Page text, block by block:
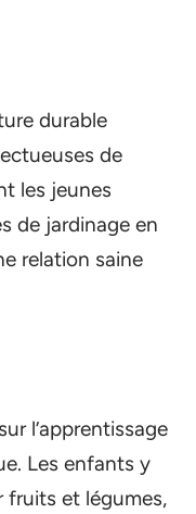
durable
de
les jeunes
de jardinage en
relation saine
l’apprentissage
Les enfants y
et légumes,